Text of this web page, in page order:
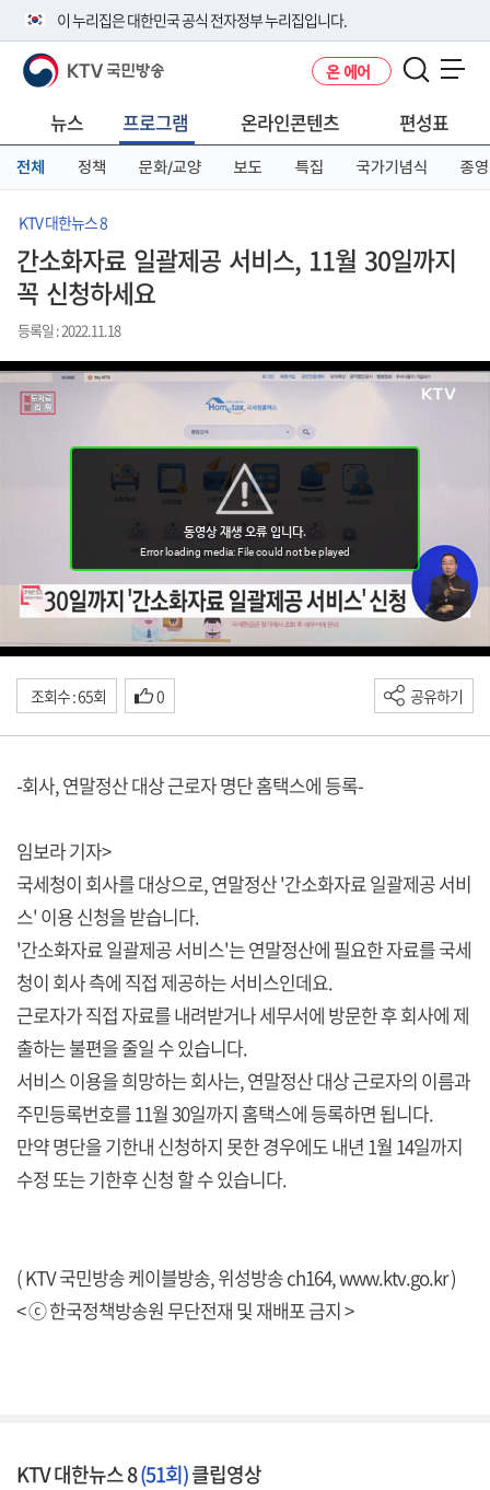
이 누리집은 대한민국 공식 전자정부 누리집입니다.
공식 누리집 주소 확인하기
니다.
이밖에 or.kr 또는 .kr등 다른 도메인 주소를 사용하고 있다면 아래 URL에
서 도메인 주소를 확인해 보세요
KTV 국민방송 온 에어
뉴스 프로그램 온라인콘텐츠 편성표
전체 정책 문화/교양 보도 특집 국가기념식 종영
KTV 대한뉴스 8
간소화자료 일괄제공 서비스, 11월 30일까지
꼭 신청하세요
등록일 : 2022.11.18
조회수 : 65회 0 공유하기
-회사, 연말정산 대상 근로자 명단 홈택스에 등록-
임보라 기자>
국세청이 회사를 대상으로, 연말정산 '간소화자료 일괄제공 서비
스' 이용 신청을 받습니다.
'간소화자료 일괄제공 서비스'는 연말정산에 필요한 자료를 국세
청이 회사 측에 직접 제공하는 서비스인데요.
근로자가 직접 자료를 내려받거나 세무서에 방문한 후 회사에 제
출하는 불편을 줄일 수 있습니다.
서비스 이용을 희망하는 회사는, 연말정산 대상 근로자의 이름과
주민등록번호를 11월 30일까지 홈택스에 등록하면 됩니다.
만약 명단을 기한내 신청하지 못한 경우에도 내년 1월 14일까지
수정 또는 기한후 신청 할 수 있습니다.
( KTV 국민방송 케이블방송, 위성방송 ch164,www.ktv.go.kr)
< ⓒ 한국정책방송원 무단전재 및 재배포 금지 >
KTV 대한뉴스 8(51회)클립영상